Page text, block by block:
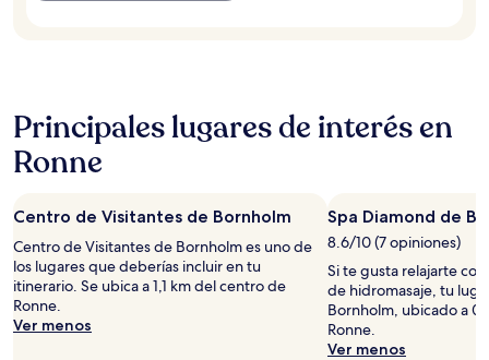
Principales lugares de interés en
Ronne
Centro de Visitantes de Bornholm
Centro de Visitantes de Bornholm es uno de
los lugares que deberías incluir en tu
itinerario. Se ubica a 1,1 km del centro de
Ronne.
Ver menos
Spa Diamond de
8.6/10 (7 opiniones)
Si te gusta relajarte
de hidromasaje, tu
Bornholm, ubicado a
Ronne.
Ver menos